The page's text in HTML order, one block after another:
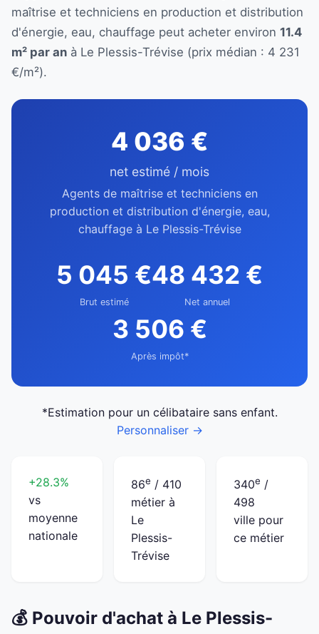
maîtrise et techniciens en production et distribution
d'énergie, eau, chauffage peut acheter environ 11.4
m² par an à Le Plessis-Trévise (prix médian : 4 231
€/m²).
4 036 €
net estimé / mois
Agents de maîtrise et techniciens en
production et distribution d'énergie, eau,
chauffage à Le Plessis-Trévise
5 045 €
Brut estimé
48 432 €
Net annuel
3 506 €
Après impôt*
*Estimation pour un célibataire sans enfant.
Personnaliser →
+28.3%
vs
moyenne
nationale
86e / 410
métier à
Le
Plessis-
Trévise
340e /
498
ville pour
ce métier
💰 Pouvoir d'achat à Le Plessis-